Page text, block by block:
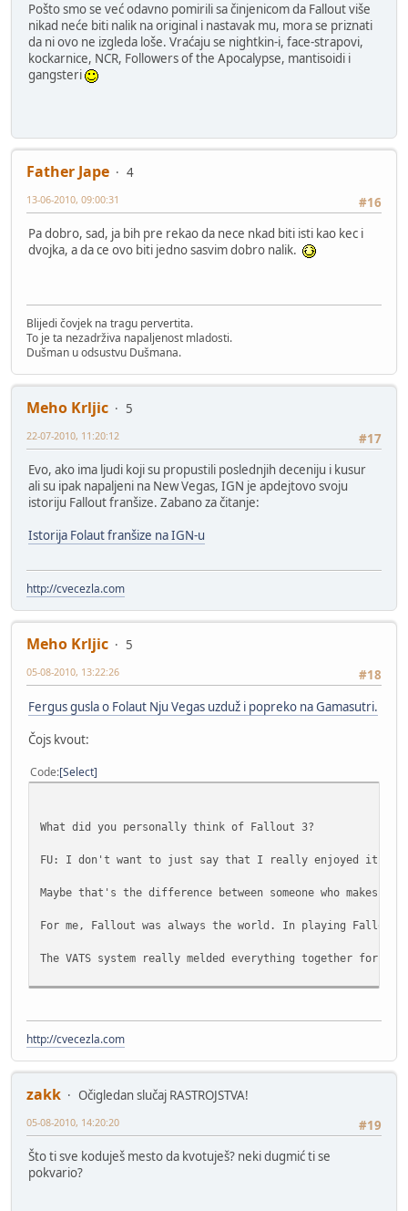
Pošto smo se već odavno pomirili sa činjenicom da Fallout više
nikad neće biti nalik na original i nastavak mu, mora se priznati
da ni ovo ne izgleda loše. Vraćaju se nightkin-i, face-strapovi,
kockarnice, NCR, Followers of the Apocalypse, mantisoidi i
gangsteri
Father Jape
4
#16
13-06-2010, 09:00:31
Pa dobro, sad, ja bih pre rekao da nece nkad biti isti kao kec i
dvojka, a da ce ovo biti jedno sasvim dobro nalik.
Blijedi čovjek na tragu pervertita.
To je ta nezadrživa napaljenost mladosti.
Dušman u odsustvu Dušmana.
Meho Krljic
5
#17
22-07-2010, 11:20:12
Evo, ako ima ljudi koji su propustili poslednjih deceniju i kusur
ali su ipak napaljeni na New Vegas, IGN je apdejtovo svoju
istoriju Fallout franšize. Zabano za čitanje:
Istorija Folaut franšize na IGN-u
http://cvecezla.com
Meho Krljic
5
#18
05-08-2010, 13:22:26
Fergus gusla o Folaut Nju Vegas uzduž i popreko na Gamasutri.
Čojs kvout:
Code Select
What did you personally think of Fallout 3?
FU: I don't want to just say that I really enjoyed it,
Maybe that's the difference between someone who
For me, Fallout was always the world. In playing
The VATS system really melded everything together for
http://cvecezla.com
zakk
Očigledan slučaj RASTROJSTVA!
#19
05-08-2010, 14:20:20
Što ti sve koduješ mesto da kvotuješ? neki dugmić ti se
pokvario?